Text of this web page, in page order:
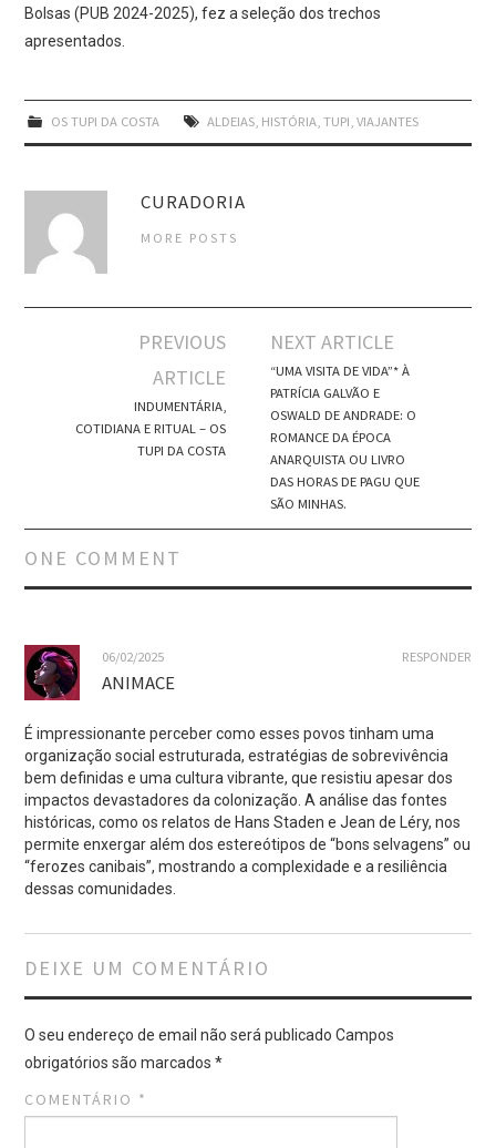
Bolsas (PUB 2024-2025), fez a seleção dos trechos
apresentados.
OS TUPI DA COSTA ALDEIAS, HISTÓRIA, TUPI, VIAJANTES
CURADORIA
MORE POSTS
PREVIOUS
ARTICLE
INDUMENTÁRIA,
COTIDIANA E RITUAL – OS
TUPI DA COSTA
NEXT ARTICLE
“UMA VISITA DE VIDA”* À
PATRÍCIA GALVÃO E
OSWALD DE ANDRADE: O
ROMANCE DA ÉPOCA
ANARQUISTA OU LIVRO
DAS HORAS DE PAGU QUE
SÃO MINHAS.
ONE COMMENT
RESPONDER
06/02/2025
ANIMACE
É impressionante perceber como esses povos tinham uma
organização social estruturada, estratégias de sobrevivência
bem definidas e uma cultura vibrante, que resistiu apesar dos
impactos devastadores da colonização. A análise das fontes
históricas, como os relatos de Hans Staden e Jean de Léry, nos
permite enxergar além dos estereótipos de “bons selvagens” ou
“ferozes canibais”, mostrando a complexidade e a resiliência
dessas comunidades.
DEIXE UM COMENTÁRIO
O seu endereço de email não será publicado Campos
obrigatórios são marcados*
COMENTÁRIO *